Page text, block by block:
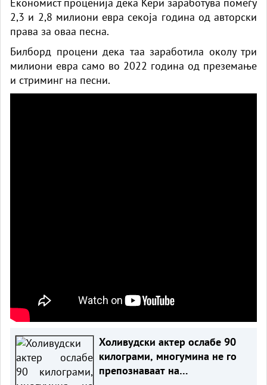
2,3 и 2,8 милиони евра секоја година од авторски
права за оваа песна.
Билборд процени дека таа заработила околу три
милиони евра само во 2022 година од преземање
и стриминг на песни.
Холивудски актер ослабе 90
килограми, многумина не го
препознаваат на